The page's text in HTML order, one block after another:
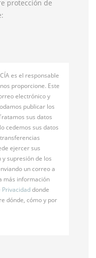
protección de
es el responsable
proporcione. Este
electrónico y
publicar los
sus datos
cedemos sus datos
ejercer sus
supresión de los
un correo a
más información
Privacidaddonde
dónde, cómo y por